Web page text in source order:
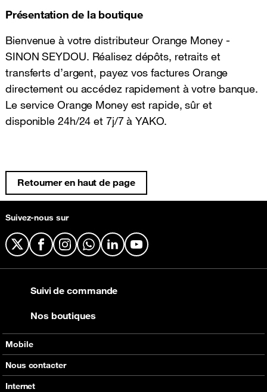
Présentation de la boutique
Bienvenue à votre distributeur Orange Money -
SINON SEYDOU. Réalisez dépôts, retraits et
transferts d’argent, payez vos factures Orange
directement ou accédez rapidement à votre banque.
Le service Orange Money est rapide, sûr et
disponible 24h/24 et 7j/7 à YAKO.
Retourner en haut de page
Suivez-nous sur
X FacebookInstagramWhatsApp
LinkedInYouTube
Mobile
Nos offres
Nos produits
Nous contacter
Tous les contacts
Internet
Suivi de commande
Nos boutiques